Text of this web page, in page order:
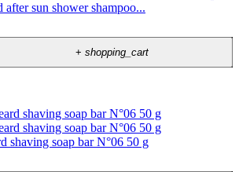
sun shower shampoo...
+shopping_cart
shaving soap bar N°06 50 g